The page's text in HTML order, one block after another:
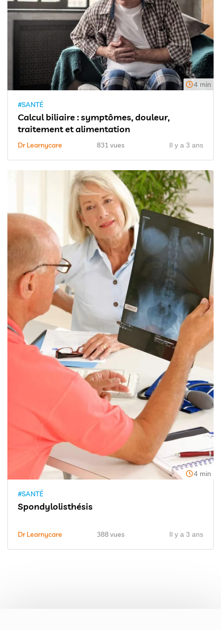
4 min
#SANTÉ
Calcul biliaire : symptômes, douleur,
traitement et alimentation
Dr Learnycare 831 vues Il y a 3 ans
4 min
#SANTÉ
Spondylolisthésis
Dr Learnycare 388 vues Il y a 3 ans